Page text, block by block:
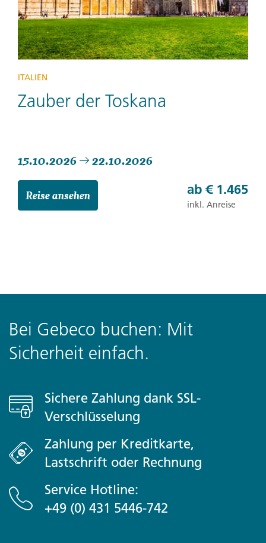
ITALIEN
Zauber der Toskana
15.10.2026 22.10.2026
Reise ansehen ab € 1.465
inkl. Anreise
Bei Gebeco buchen: Mit
Sicherheit einfach.
Sichere Zahlung dank SSL-
Verschlüsselung
Zahlung per Kreditkarte,
Lastschrift oder Rechnung
Service Hotline:
+49 (0) 431 5446-742